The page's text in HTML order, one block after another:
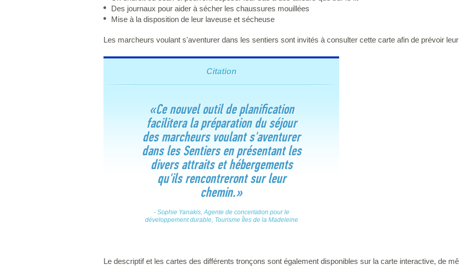
Des journaux pour aider à sécher les chaussures mouillées
Mise à la disposition de leur laveuse et sécheuse
Les marcheurs voulant s'aventurer dans les sentiers sont invités à consulter cette carte afin de prévoir
Citation
«Ce nouvel outil de planification
facilitera la préparation du séjour
des marcheurs voulant s'aventurer
dans les Sentiers en présentant les
divers attraits et hébergements
qu'ils rencontreront sur leur
chemin.»
- Sophie Yanakis, Agente de concertation pour le
développement durable, Tourisme Îles de la Madeleine
Le descriptif et les cartes des différents tronçons sont également disponibles sur la carte interactive, de